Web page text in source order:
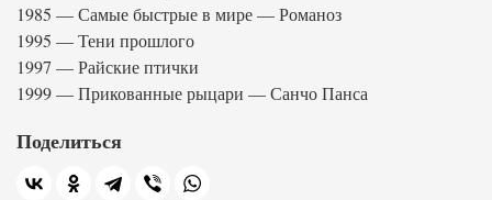
1985 — Самые быстрые в мире — Романоз
1995 — Тени прошлого
1997 — Райские птички
1999 — Прикованные рыцари — Санчо Панса
Поделиться